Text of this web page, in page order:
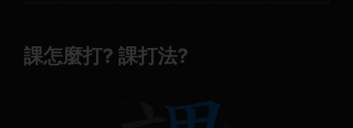
課怎麼打? 課打法?